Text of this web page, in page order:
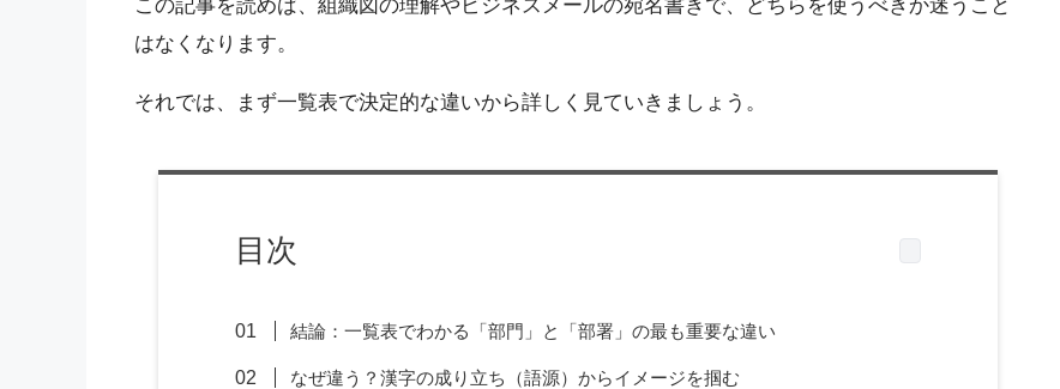
この記事を読めば、組織図の理解やビジネスメールの宛名書きで、どちらを使うべきか迷うこと
はなくなります。
それでは、まず一覧表で決定的な違いから詳しく見ていきましょう。
目次
結論：一覧表でわかる「部門」と「部署」の最も重要な違い
なぜ違う？漢字の成り立ち（語源）からイメージを掴む